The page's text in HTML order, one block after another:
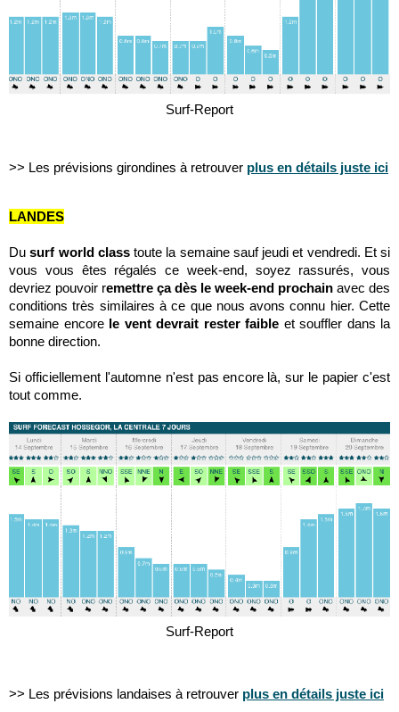
Surf-Report
>> Les prévisions girondines à retrouver plus en détails juste ici
LANDES
Dusurf world classtoute la semaine sauf jeudi et vendredi. Et si
vous vous êtes régalés ce week-end, soyez rassurés, vous
devriez pouvoir remettre ça dès le week-end prochain avec des
conditions très similaires à ce que nous avons connu hier. Cette
semaine encore le vent devrait rester faible et souffler dans la
bonne direction.
Si officiellement l'automne n'est pas encore là, sur le papier c'est
tout comme.
Surf-Report
>> Les prévisions landaises à retrouver plus en détails juste ici